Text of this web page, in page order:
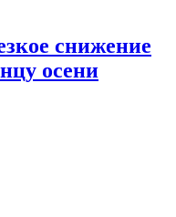
снижение
осени